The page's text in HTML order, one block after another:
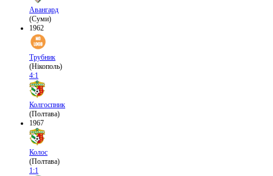
Авангард
(Суми)
1962
Трубник
(Нікополь)
4:1
Колгоспник
(Полтава)
1967
Колос
(Полтава)
1:1